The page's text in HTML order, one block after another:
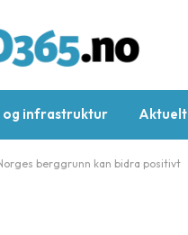
og infrastruktur Aktuelt
berggrunn kan bidra positivt